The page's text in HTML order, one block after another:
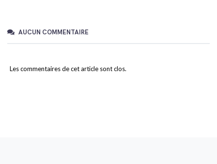
AUCUN COMMENTAIRE
Les commentaires de cet article sont clos.